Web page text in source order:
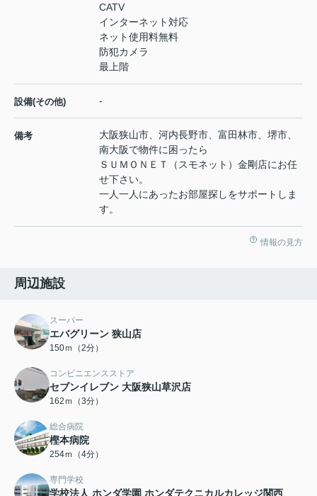
CATV
インターネット対応
ネット使用料無料
防犯カメラ
最上階
設備(その他) -
備考
大阪狭山市、河内長野市、富田林市、堺市、
南大阪で物件に困ったら
ＳＵＭＯＮＥＴ（スモネット）金剛店にお任
せ下さい。
一人一人にあったお部屋探しをサポートしま
す。
情報の見方
周辺施設
スーパー
エバグリーン 狭山店
150ｍ（2分）
コンビニエンスストア
セブンイレブン 大阪狭山草沢店
162ｍ（3分）
総合病院
樫本病院
254ｍ（4分）
専門学校
学校法人 ホンダ学園 ホンダテクニカルカレッジ関西